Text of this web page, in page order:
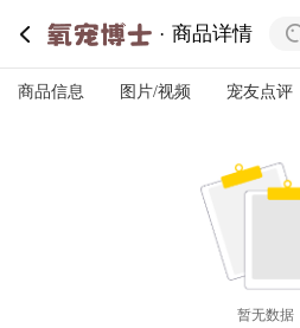
商品详情
商品信息 图片/视频 宠友点评
暂无数据